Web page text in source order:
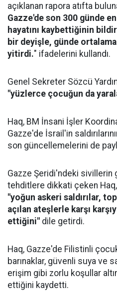
açıklanan rapora atıfta
Gazze'de son 300 günde
hayatını kaybettiğinin
bir deyişle, günde ortalama
yitirdi." ifadelerini kullandı.
Genel Sekreter Sözcü
"yüzlerce çocuğun da
Haq, BM İnsani İşler
Gazze'de İsrail'in
son güncellemelerini de
Gazze Şeridi'ndeki sivillerin
tehditlere dikkati çeken
"yoğun askeri saldırılar,
açılan ateşlerle karşı
ettiğini" dile getirdi.
Haq, Gazze'de Filistinli
barınaklar, güvenli suya ve
erişim gibi zorlu koşullar
ettiğini kaydetti.